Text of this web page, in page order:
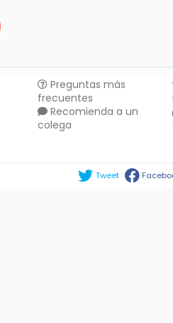
Preguntas más
frecuentes
Recomienda a un
colega
Tweet